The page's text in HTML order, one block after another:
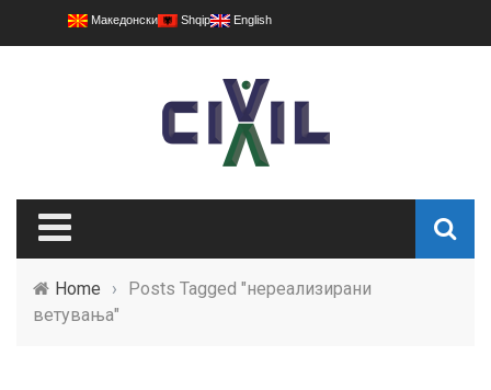
Македонски Shqip English
Home ›
Posts Tagged "нереализирани
ветувања"